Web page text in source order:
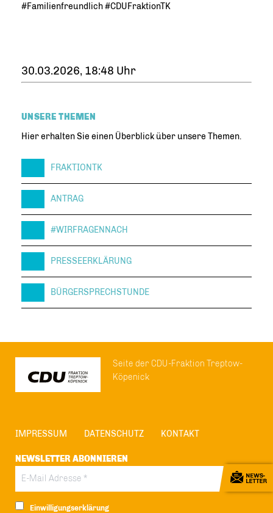
#Familienfreundlich #CDUFraktionTK
30.03.2026, 18:48 Uhr
UNSERE THEMEN
Hier erhalten Sie einen Überblick über unsere Themen.
FRAKTIONTK
ANTRAG
#WIRFRAGENNACH
PRESSEERKLÄRUNG
BÜRGERSPRECHSTUNDE
Seite der CDU-Fraktion Treptow-
Köpenick
IMPRESSUM DATENSCHUTZ KONTAKT
NEWSLETTER ABONNIEREN
Einwilligungserklärung